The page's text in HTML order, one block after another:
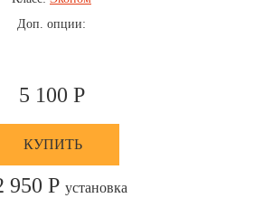
Доп. опции:
5 100 Р
КУПИТЬ
950 Р установка